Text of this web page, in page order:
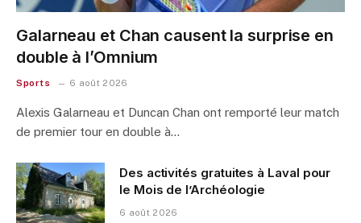
Galarneau et Chan causent la surprise en
double à l’Omnium
Sports 6 août 2026
Alexis Galarneau et Duncan Chan ont remporté leur match
de premier tour en double à…
Des activités gratuites à Laval pour
le Mois de l’Archéologie
6 août 2026